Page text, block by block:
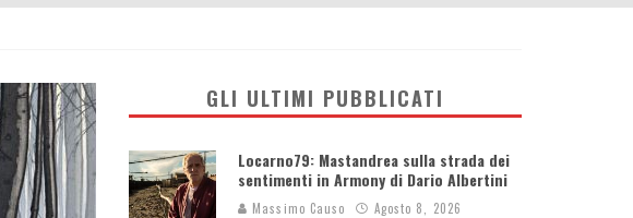
GLI ULTIMI PUBBLICATI
Locarno79: Mastandrea sulla strada dei
sentimenti in Armony di Dario Albertini
Massimo Causo Agosto 8, 2026